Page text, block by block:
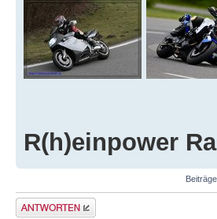
R(h)einpower
Antwort erstellen